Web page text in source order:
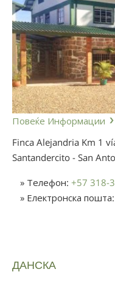
Повеќе Информации
Finca Alejandria Km 1
Santandercito - San
» Телефон: +57 318-
» Електронска пошта:
ДАНСКА